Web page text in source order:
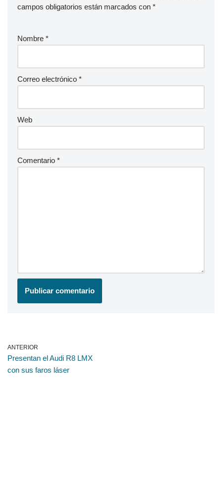
campos obligatorios están marcados con *
Nombre *
Correo electrónico *
Web
Comentario *
ANTERIOR
Presentan el Audi R8 LMX
con sus faros láser